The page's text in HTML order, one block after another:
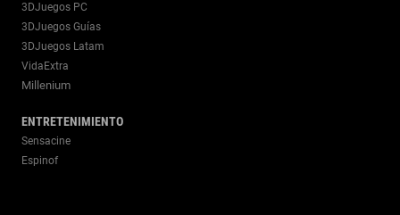
3DJuegos PC
3DJuegos Guías
3DJuegos Latam
VidaExtra
Millenium
ENTRETENIMIENTO
Sensacine
Espinof